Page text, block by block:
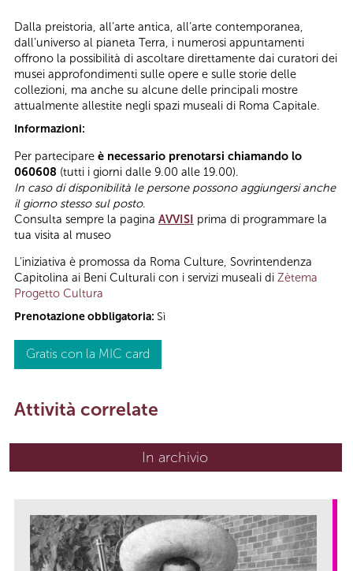
Dalla preistoria, all’arte antica, all’arte contemporanea,
dall’universo al pianeta Terra, i numerosi appuntamenti
offrono la possibilità di ascoltare direttamente dai curatori dei
musei approfondimenti sulle opere e sulle storie delle
collezioni, ma anche su alcune delle principali mostre
attualmente allestite negli spazi museali di Roma Capitale.
Informazioni:
Per partecipare è necessario prenotarsi chiamando lo
060608 (tutti i giorni dalle 9.00 alle 19.00).
In caso di disponibilità le persone possono aggiungersi anche
il giorno stesso sul posto.
Consulta sempre la pagina AVVISI prima di programmare la
tua visita al museo
L’iniziativa è promossa da Roma Culture, Sovrintendenza
Capitolina ai Beni Culturali con i servizi museali di Zètema
Progetto Cultura
Prenotazione obbligatoria: Sì
Gratis con la MIC card
Attività correlate
In archivio